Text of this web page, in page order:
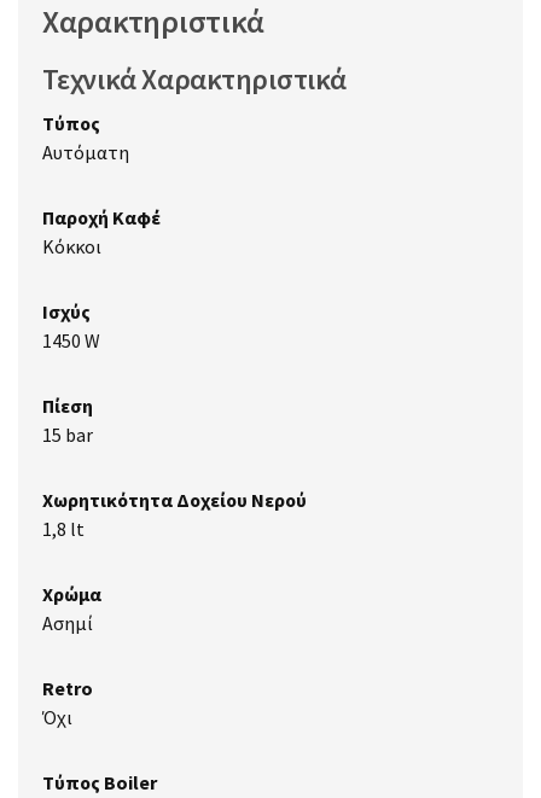
Χαρακτηριστικά
Τεχνικά Χαρακτηριστικά
Τύπος
Αυτόματη
Παροχή Καφέ
Κόκκοι
Ισχύς
1450 W
Πίεση
15 bar
Χωρητικότητα Δοχείου Νερού
1,8 lt
Χρώμα
Ασημί
Retro
Όχι
Τύπος Boiler